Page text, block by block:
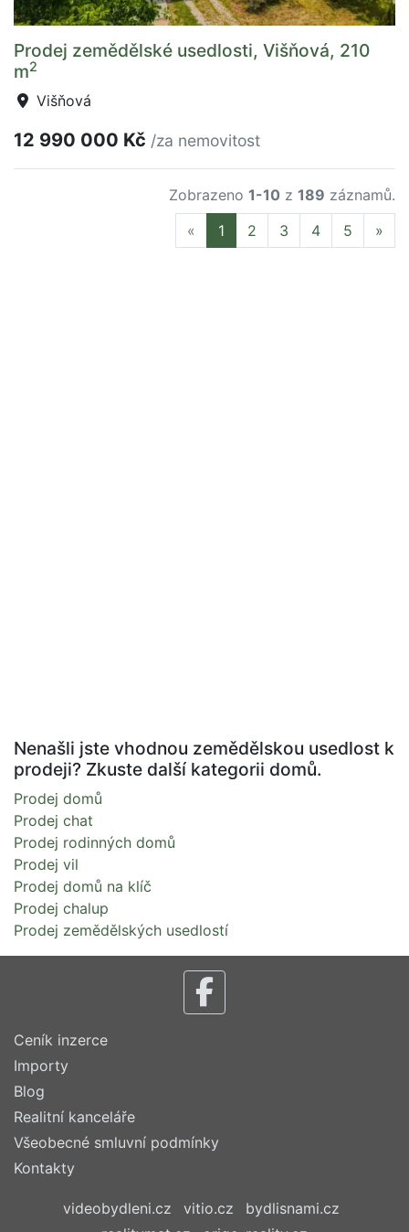
Prodej zemědělské usedlosti, Višňová, 210
m2
Višňová
12 990 000 Kč /za nemovitost
Zobrazeno 1-10 z 189 záznamů.
« Previous
1 2 3 4 5 »
Nenašli jste vhodnou zemědělskou usedlost k
prodeji? Zkuste další kategorii domů.
Prodej domů
Prodej chat
Prodej rodinných domů
Prodej vil
Prodej domů na klíč
Prodej chalup
Prodej zemědělských usedlostí
Ceník inzerce
Importy
Blog
Realitní kanceláře
Všeobecné smluvní podmínky
Kontakty
videobydleni.cz vitio.cz
bydlisnami.cz